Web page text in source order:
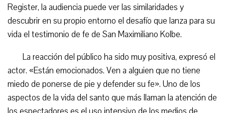
Register, la audiencia puede ver las similaridades y
descubrir en su propio entorno el desafío que lanza para su
vida el testimonio de fe de San Maximiliano Kolbe.
La reacción del público ha sido muy positiva, expresó el
actor. «Están emocionados. Ven a alguien que no tiene
miedo de ponerse de pie y defender su fe». Uno de los
aspectos de la vida del santo que más llaman la atención de